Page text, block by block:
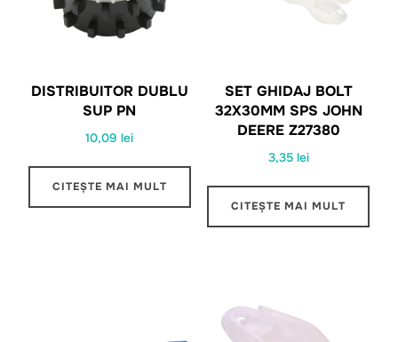
DISTRIBUITOR DUBLU
SUP PN
10,09lei
CITEȘTE MAI MULT
SET GHIDAJ BOLT
32X30MM SPS JOHN
DEERE Z27380
3,35 lei
CITEȘTE MAI MULT